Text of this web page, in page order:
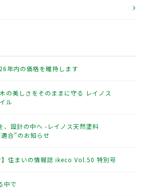
年内の価格を維持します
の美しさをそのままに守る レイノス
ル
、設計の中へ -レイノス天然塗料
合”のお知らせ
】住まいの情報誌 ikeco Vol.50 特別号
中で